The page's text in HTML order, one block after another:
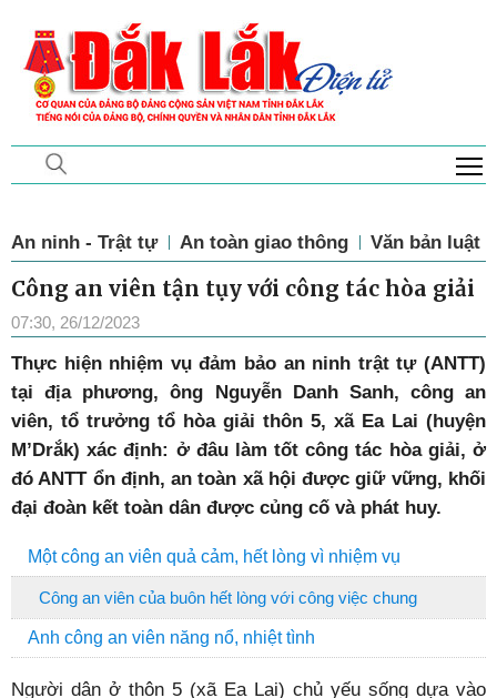
Thứ 6, 7/8/2026, 17:27
An ninh - Trật tự An toàn giao thông Văn bản luật
Công an viên tận tụy với công tác hòa giải
07:30, 26/12/2023
Thực hiện nhiệm vụ đảm bảo an ninh trật tự (ANTT)
tại địa phương, ông Nguyễn Danh Sanh, công an
viên, tổ trưởng tổ hòa giải thôn 5, xã Ea Lai (huyện
M’Drắk) xác định: ở đâu làm tốt công tác hòa giải, ở
đó ANTT ổn định, an toàn xã hội được giữ vững, khối
đại đoàn kết toàn dân được củng cố và phát huy.
Một công an viên quả cảm, hết lòng vì nhiệm vụ
Công an viên của buôn hết lòng với công việc chung
Anh công an viên năng nổ, nhiệt tình
Người dân ở thôn 5 (xã Ea Lai) chủ yếu sống dựa vào